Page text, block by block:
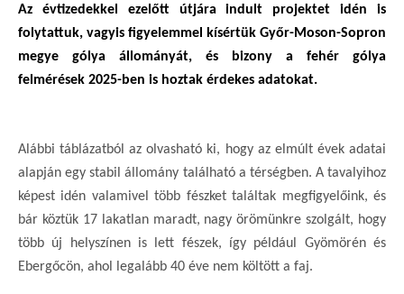
Az évtizedekkel ezelőtt útjára indult projektet idén is
folytattuk, vagyis figyelemmel kísértük Győr-Moson-Sopron
megye gólya állományát, és bizony a fehér gólya
felmérések 2025-ben is hoztak érdekes adatokat.
Alábbi táblázatból az olvasható ki, hogy az elmúlt évek adatai
alapján egy stabil állomány található a térségben. A tavalyihoz
képest idén valamivel több fészket találtak megfigyelőink, és
bár köztük 17 lakatlan maradt, nagy örömünkre szolgált, hogy
több új helyszínen is lett fészek, így például Gyömörén és
Ebergőcön, ahol legalább 40 éve nem költött a faj.